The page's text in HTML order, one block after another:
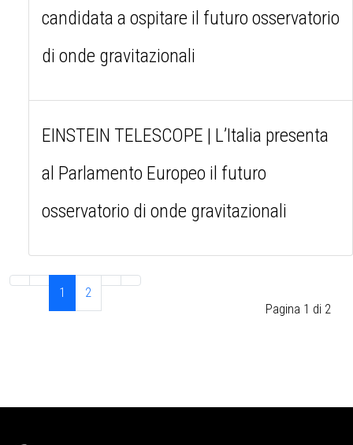
candidata a ospitare il futuro osservatorio
di onde gravitazionali
EINSTEIN TELESCOPE | L’Italia presenta
al Parlamento Europeo il futuro
osservatorio di onde gravitazionali
Pagina 1 di 2
1 2